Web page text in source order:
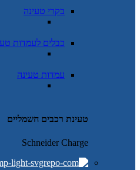
בקרי טעינה
כבלים לעמדות
עמדות טעינה
טעינת רכבים חשמליים
Schneider Charge